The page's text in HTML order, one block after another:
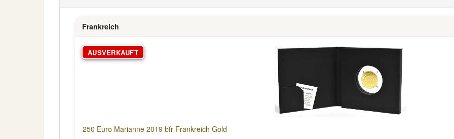
Frankreich
AUSVERKAUFT
250 Euro Marianne 2019 bfr Frankreich Gold